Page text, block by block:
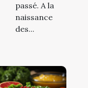
passé. A la
naissance
des...